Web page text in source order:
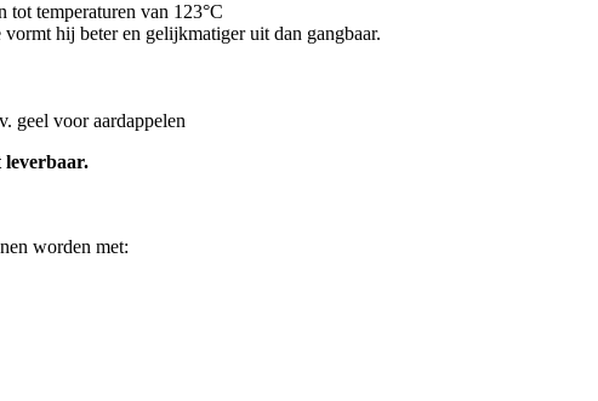
tot temperaturen van 123°C
hij beter en gelijkmatiger uit dan gangbaar.
geel voor aardappelen
leverbaar.
worden met: